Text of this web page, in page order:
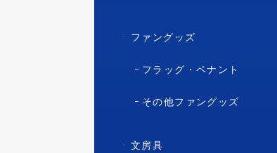
ファングッズ
フラッグ・ペナント
その他ファングッズ
文房具